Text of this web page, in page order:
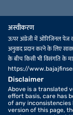
अस्वीकरण
ऊपर अंग्रेजी में ओरिजिनल पेज
अनुवाद प्रदान करने के लिए
के बीच किसी भी विसंगति के
https://
Disclaimer
Above is a translated
effort basis, care has
of any inconsistencies
version of this page,